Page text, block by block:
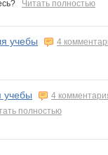
Читать полностью
учебы
4
учебы
4
полностью